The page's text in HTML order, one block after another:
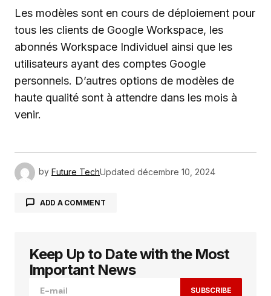
Les modèles sont en cours de déploiement pour
tous les clients de Google Workspace, les
abonnés Workspace Individuel ainsi que les
utilisateurs ayant des comptes Google
personnels. D’autres options de modèles de
haute qualité sont à attendre dans les mois à
venir.
by Future TechUpdated décembre 10, 2024
ADD A COMMENT
Votre adresse e-mail ne sera pas publiée. Les
champs obligatoires sont indiqués avec
Keep Up to Date with the Most
Important News
SUBSCRIBE